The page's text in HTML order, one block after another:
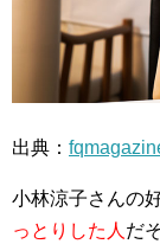
出典：
小林涼子さんの
っとりした人 だ